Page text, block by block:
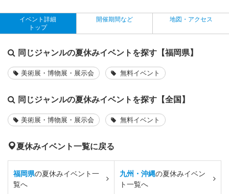
イベント詳細
トップ
開催期間など 地図・アクセス
同じジャンルの夏休みイベントを探す【福岡県】
美術展・博物展・展示会 無料イベント
同じジャンルの夏休みイベントを探す【全国】
美術展・博物展・展示会 無料イベント
夏休みイベント一覧に戻る
福岡県の夏休みイベント一
覧へ
九州・沖縄の夏休みイベン
ト一覧へ